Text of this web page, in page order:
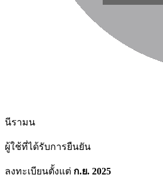
นีรามน
ผู้ใช้ที่ได้รับการยืนยัน
ลงทะเบียนตั้งแต่ ก.ย. 2025